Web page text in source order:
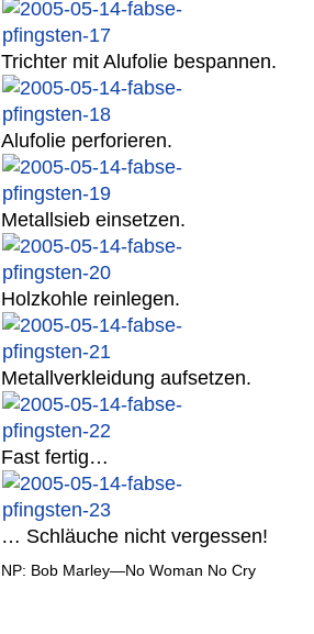
Trichter mit Alufolie bespannen.
Alufolie perforieren.
Metallsieb einsetzen.
Holzkohle reinlegen.
Metallverkleidung aufsetzen.
Fast fertig…
… Schläuche nicht vergessen!
NP: Bob Marley—No Woman No Cry